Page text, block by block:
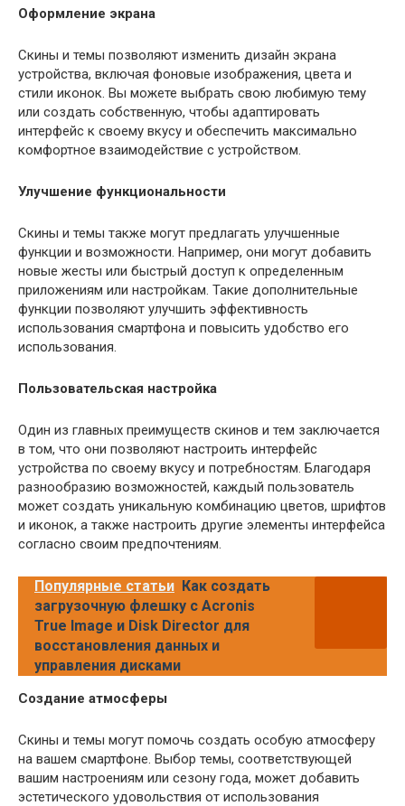
Оформление экрана
Скины и темы позволяют изменить дизайн экрана
устройства, включая фоновые изображения, цвета и
стили иконок. Вы можете выбрать свою любимую тему
или создать собственную, чтобы адаптировать
интерфейс к своему вкусу и обеспечить максимально
комфортное взаимодействие с устройством.
Улучшение функциональности
Скины и темы также могут предлагать улучшенные
функции и возможности. Например, они могут добавить
новые жесты или быстрый доступ к определенным
приложениям или настройкам. Такие дополнительные
функции позволяют улучшить эффективность
использования смартфона и повысить удобство его
использования.
Пользовательская настройка
Один из главных преимуществ скинов и тем заключается
в том, что они позволяют настроить интерфейс
устройства по своему вкусу и потребностям. Благодаря
разнообразию возможностей, каждый пользователь
может создать уникальную комбинацию цветов, шрифтов
и иконок, а также настроить другие элементы интерфейса
согласно своим предпочтениям.
Популярные статьи Как создать
загрузочную флешку с Acronis
True Image и Disk Director для
восстановления данных и
управления дисками
Создание атмосферы
Скины и темы могут помочь создать особую атмосферу
на вашем смартфоне. Выбор темы, соответствующей
вашим настроениям или сезону года, может добавить
эстетического удовольствия от использования